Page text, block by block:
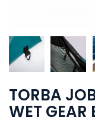
TORBA
WET GEAR